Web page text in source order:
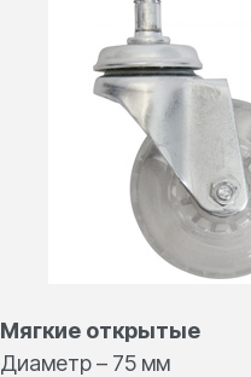
Мягкие открытые
Диаметр – 75 мм
По будням — с 10:00 до
Наш шоурум в Санкт-
199178, 16-я линия
ВО, дом 85, корпус 3
zakaz@salli.pro
Контактыдля связи